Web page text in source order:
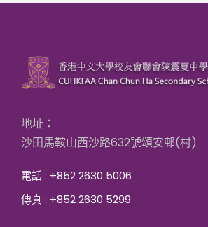
地址：
沙田馬鞍山西沙路632號頌安邨(村)
電話 : +852 2630 5006
傳真 : +852 2630 5299